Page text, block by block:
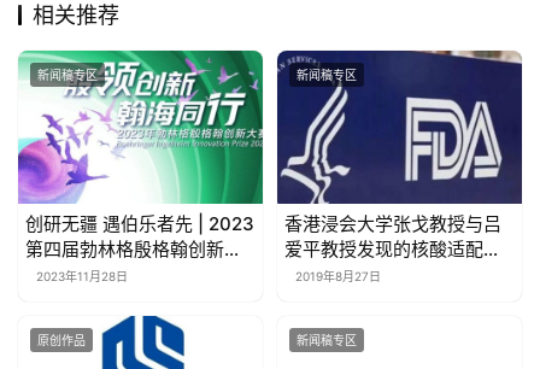
相关推荐
新闻稿专区
创研无疆 遇伯乐者先 | 2023
第四届勃林格殷格翰创新大
赛圆满收官！
2023年11月28日
新闻稿专区
香港浸会大学张戈教授与吕
爱平教授发现的核酸适配子
新分子获得美国FDA孤儿药
2019年8月27日
原创作品 新闻稿专区